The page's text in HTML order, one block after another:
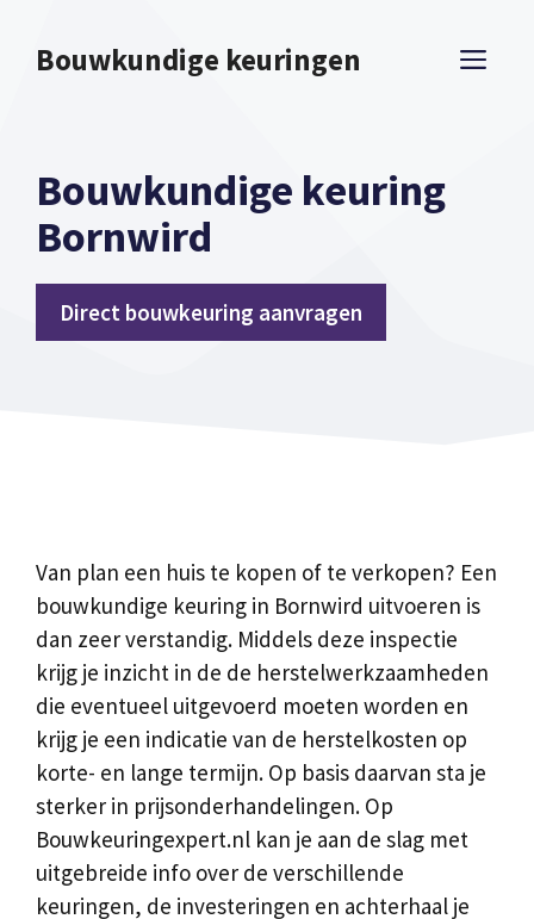
naarBouwkundige keuringen
Bouwkundige keuring
Bornwird
Direct bouwkeuring aanvragen
Van plan een huis te kopen of te verkopen? Een
bouwkundige keuring in Bornwird uitvoeren is
dan zeer verstandig. Middels deze inspectie
krijg je inzicht in de de herstelwerkzaamheden
die eventueel uitgevoerd moeten worden en
krijg je een indicatie van de herstelkosten op
korte- en lange termijn. Op basis daarvan sta je
sterker in prijsonderhandelingen. Op
Bouwkeuringexpert.nl kan je aan de slag met
uitgebreide info over de verschillende
keuringen, de investeringen en achterhaal je